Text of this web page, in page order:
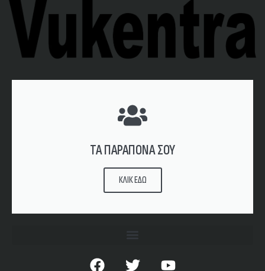
ΤΑ ΠΑΡΑΠΟΝΑ ΣΟΥ
ΚΛΙΚ ΕΔΩ